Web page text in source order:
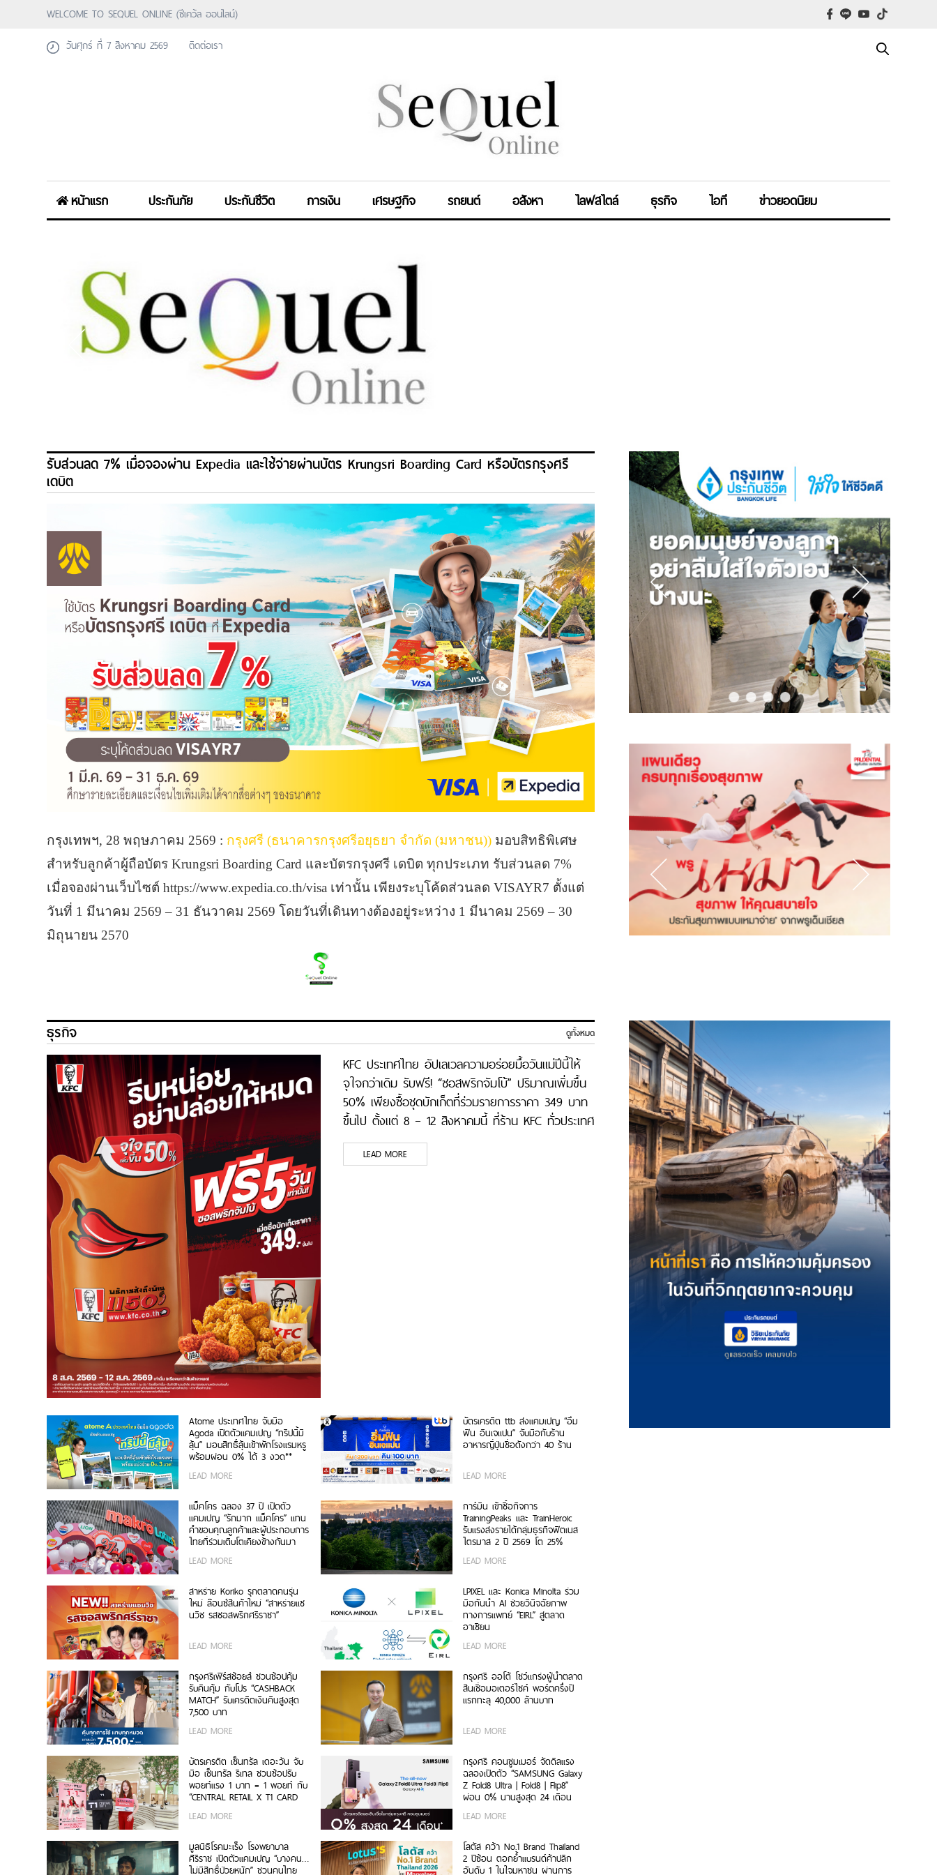
WELCOME TO SEQUEL ONLINE (ซีเคว้ล ออนไลน์)
วันศุกร์ ที่ 7 สิงหาคม 2569
ติดต่อเรา
หน้าแรก ประกันภัย ประกันชีวิต การเงิน เศรษฐกิจ รถยนต์ อสังหา ไลฟสไตล์ ธุรกิจ ไอที ข่าวยอดนิยม
รับส่วนลด 7% เมื่อจองผ่าน Expedia และใช้จ่ายผ่านบัตร Krungsri Boarding Card หรือบัตรกรุงศรี
เดบิต
กรุงเทพฯ, 28 พฤษภาคม 2569 : กรุงศรี (ธนาคารกรุงศรีอยุธยา จำกัด (มหาชน)) มอบสิทธิพิเศษ
สำหรับลูกค้าผู้ถือบัตร Krungsri Boarding Card และบัตรกรุงศรี เดบิต ทุกประเภท รับส่วนลด 7%
เมื่อจองผ่านเว็บไซต์ https://www.expedia.co.th/visa เท่านั้น เพียงระบุโค้ดส่วนลด VISAYR7 ตั้งแต่
วันที่ 1 มีนาคม 2569 – 31 ธันวาคม 2569 โดยวันที่เดินทางต้องอยู่ระหว่าง 1 มีนาคม 2569 – 30
มิถุนายน 2570
ธุรกิจ ดูทั้งหมด
KFC ประเทศไทย อัปเลเวลความอร่อยมื้อวันแม่ปีนี้ให้
จุใจกว่าเดิม รับฟรี! “ซอสพริกจัมโบ้” ปริมาณเพิ่มขึ้น
50% เพียงซื้อชุดบักเก็ตที่ร่วมรายการราคา 349 บาท
ขึ้นไป ตั้งแต่ 8 – 12 สิงหาคมนี้ ที่ร้าน KFC ทั่วประเทศ
LEAD MORE
Atome ประเทศไทย จับมือ
Agoda เปิดตัวแคมเปญ “ทริปนี้มี
ลุ้น” มอบสิทธิ์ลุ้นเข้าพักโรงแรมหรู
พร้อมผ่อน 0% ได้ 3 งวด**
LEAD MORE
บัตรเครดิต ttb ส่งแคมเปญ “อิ่ม
ฟิน อินเจแปน” จับมือกับร้าน
อาหารญี่ปุ่นชื่อดังกว่า 40 ร้าน
LEAD MORE
แม็คโคร ฉลอง 37 ปี เปิดตัว
แคมเปญ “รักมาก แม็คโคร” แทน
คำขอบคุณลูกค้าและผู้ประกอบการ
ไทยที่ร่วมเติบโตเคียงข้างกันมา
LEAD MORE
การ์มิน เข้าซื้อกิจการ
TrainingPeaks และ TrainHeroic
รับแรงส่งรายได้กลุ่มธุรกิจฟิตเนส
ไตรมาส 2 ปี 2569 โต 25%
LEAD MORE
สาหร่าย Koriko รุกตลาดคนรุ่น
ใหม่ ล๊อนช์สินค้าใหม่ “สาหร่ายแซ
นวิช รสซอสพริกศรีราชา”
LEAD MORE
LPIXEL และ Konica Minolta ร่วม
มือกันนำ AI ช่วยวินิจฉัยภาพ
ทางการแพทย์ “EIRL” สู่ตลาด
อาเซียน
LEAD MORE
กรุงศรีเฟิร์สช้อยส์ ชวนช้อปคุ้ม
รับคืนคุ้ม กับโปร “CASHBACK
MATCH” รับเครดิตเงินคืนสูงสุด
7,500 บาท
LEAD MORE
กรุงศรี ออโต้ โชว์แกร่งผู้นำตลาด
สินเชื่อมอเตอร์ไซค์ พอร์ตครึ่งปี
แรกทะลุ 40,000 ล้านบาท
LEAD MORE
บัตรเครดิต เซ็นทรัล เดอะวัน จับ
มือ เซ็นทรัล รีเทล ชวนช้อปรับ
พอยท์แรง 1 บาท = 1 พอยท์ กับ
“CENTRAL RETAIL X T1 CARD
LEAD MORE
กรุงศรี คอนซูมเมอร์ จัดดีลแรง
ฉลองเปิดตัว “SAMSUNG Galaxy
Z Fold8 Ultra | Fold8 | Flip8”
ผ่อน 0% นานสูงสุด 24 เดือน
LEAD MORE
มูลนิธิโรคมะเร็ง โรงพยาบาล
ศิริราช เปิดตัวแคมเปญ “บางคน…
ไม่มีสิทธิ์ป่วยหนัก” ชวนคนไทย
โลตัส คว้า No.1 Brand Thailand
2 ปีซ้อน ตอกย้ำแบรนด์ค้าปลีก
อันดับ 1 ในใจมหาชน ผ่านการ